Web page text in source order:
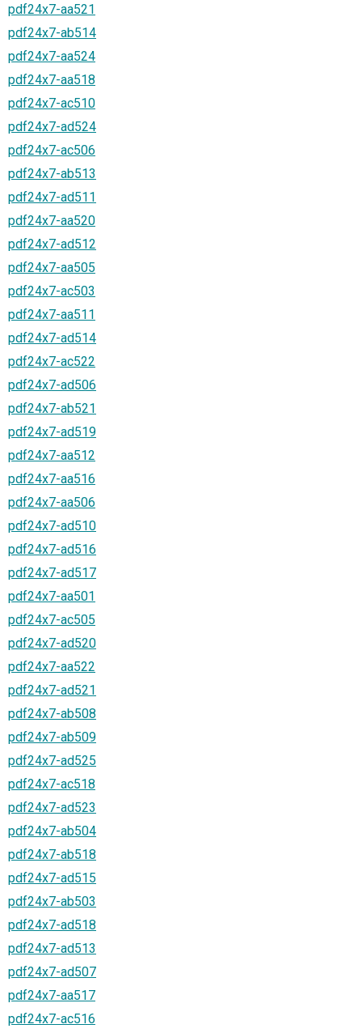
pdf24x7-aa521
pdf24x7-ab514
pdf24x7-aa524
pdf24x7-aa518
pdf24x7-ac510
pdf24x7-ad524
pdf24x7-ac506
pdf24x7-ab513
pdf24x7-ad511
pdf24x7-aa520
pdf24x7-ad512
pdf24x7-aa505
pdf24x7-ac503
pdf24x7-aa511
pdf24x7-ad514
pdf24x7-ac522
pdf24x7-ad506
pdf24x7-ab521
pdf24x7-ad519
pdf24x7-aa512
pdf24x7-aa516
pdf24x7-aa506
pdf24x7-ad510
pdf24x7-ad516
pdf24x7-ad517
pdf24x7-aa501
pdf24x7-ac505
pdf24x7-ad520
pdf24x7-aa522
pdf24x7-ad521
pdf24x7-ab508
pdf24x7-ab509
pdf24x7-ad525
pdf24x7-ac518
pdf24x7-ad523
pdf24x7-ab504
pdf24x7-ab518
pdf24x7-ad515
pdf24x7-ab503
pdf24x7-ad518
pdf24x7-ad513
pdf24x7-ad507
pdf24x7-aa517
pdf24x7-ac516